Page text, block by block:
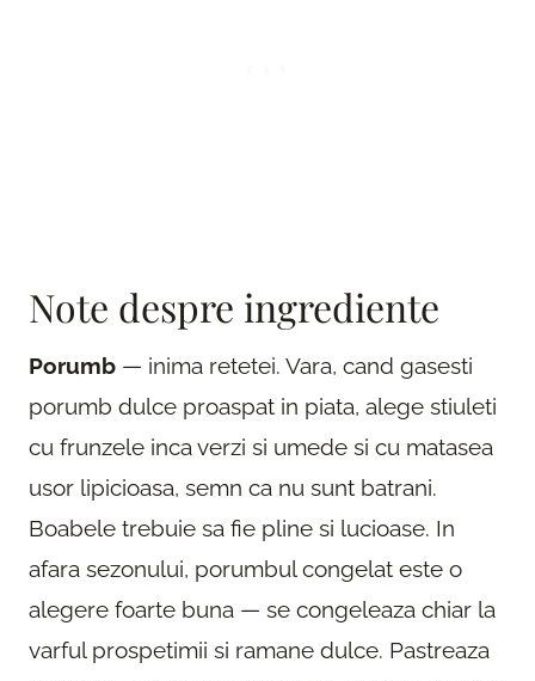
Note despre ingrediente
Porumb — inima retetei. Vara, cand gasesti
porumb dulce proaspat in piata, alege stiuleti
cu frunzele inca verzi si umede si cu matasea
usor lipicioasa, semn ca nu sunt batrani.
Boabele trebuie sa fie pline si lucioase. In
afara sezonului, porumbul congelat este o
alegere foarte buna — se congeleaza chiar la
varful prospetimii si ramane dulce. Pastreaza